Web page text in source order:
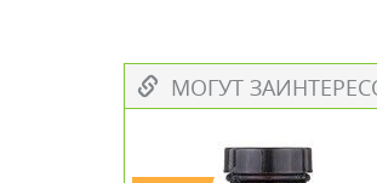
МОГУТ